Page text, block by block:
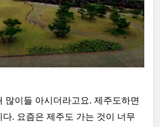
많이들 아시더라고요. 제주도하면
. 요즘은 제주도 가는 것이 너무